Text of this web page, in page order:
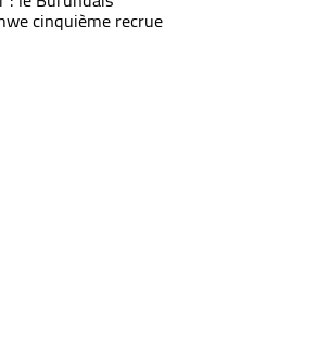
cinquième recrue